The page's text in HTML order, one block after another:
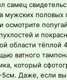
самец
мужских половых
осмотрите
и
области тёплой
ватного
который
5см. Даже, если